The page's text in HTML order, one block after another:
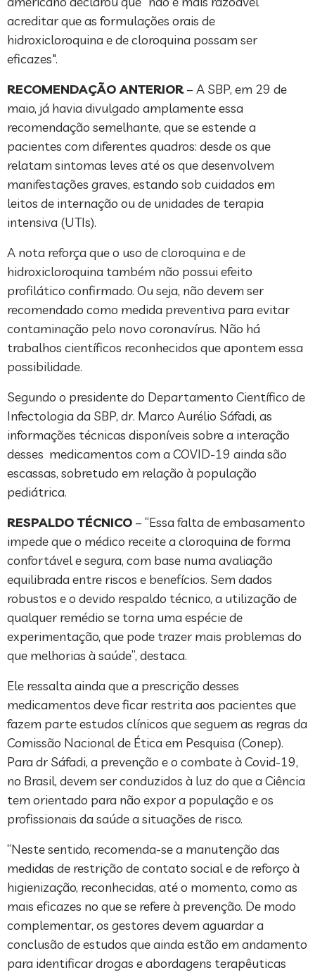
acreditar que as formulações orais de
hidroxicloroquina e de cloroquina possam ser
eficazes".
RECOMENDAÇÃO ANTERIOR– A SBP, em 29 de
maio, já havia divulgado amplamente essa
recomendação semelhante, que se estende a
pacientes com diferentes quadros: desde os que
relatam sintomas leves até os que desenvolvem
manifestações graves, estando sob cuidados em
leitos de internação ou de unidades de terapia
intensiva (UTIs).
A nota reforça que o uso de cloroquina e de
hidroxicloroquina também não possui efeito
profilático confirmado. Ou seja, não devem ser
recomendado como medida preventiva para evitar
contaminação pelo novo coronavírus. Não há
trabalhos científicos reconhecidos que apontem essa
possibilidade.
Segundo o presidente do Departamento Científico de
Infectologia da SBP, dr. Marco Aurélio Sáfadi, as
informações técnicas disponíveis sobre a interação
desses medicamentos com a COVID-19 ainda são
escassas, sobretudo em relação à população
pediátrica.
RESPALDO TÉCNICO – “Essa falta de embasamento
impede que o médico receite a cloroquina de forma
confortável e segura, com base numa avaliação
equilibrada entre riscos e benefícios. Sem dados
robustos e o devido respaldo técnico, a utilização de
qualquer remédio se torna uma espécie de
experimentação, que pode trazer mais problemas do
que melhorias à saúde”, destaca.
Ele ressalta ainda que a prescrição desses
medicamentos deve ficar restrita aos pacientes que
fazem parte estudos clínicos que seguem as regras da
Comissão Nacional de Ética em Pesquisa (Conep).
Para dr Sáfadi, a prevenção e o combate à Covid-19,
no Brasil, devem ser conduzidos à luz do que a Ciência
tem orientado para não expor a população e os
profissionais da saúde a situações de risco.
“Neste sentido, recomenda-se a manutenção das
medidas de restrição de contato social e de reforço à
higienização, reconhecidas, até o momento, como as
mais eficazes no que se refere à prevenção. De modo
complementar, os gestores devem aguardar a
conclusão de estudos que ainda estão em andamento
para identificar drogas e abordagens terapêuticas